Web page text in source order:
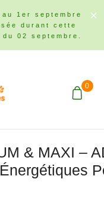
1er septembre
durant cette
02 septembre.
0
& MAXI –